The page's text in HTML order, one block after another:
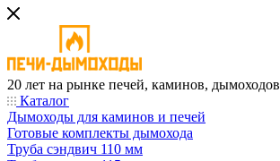
20 лет на рынке печей, каминов, дымоходов
Каталог
Дымоходы для каминов и печей
Готовые комплекты дымохода
Труба сэндвич 110 мм